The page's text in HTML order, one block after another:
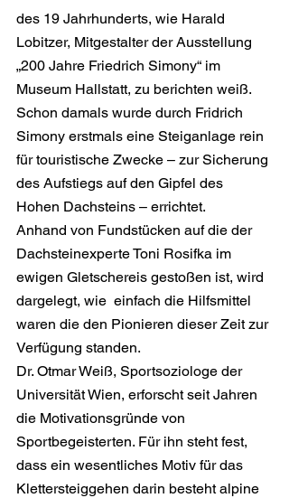
des 19 Jahrhunderts, wie Harald
Lobitzer, Mitgestalter der Ausstellung
„200 Jahre Friedrich Simony“ im
Museum Hallstatt, zu berichten weiß.
Schon damals wurde durch Fridrich
Simony erstmals eine Steiganlage rein
für touristische Zwecke – zur Sicherung
des Aufstiegs auf den Gipfel des
Hohen Dachsteins – errichtet.
Anhand von Fundstücken auf die der
Dachsteinexperte Toni Rosifka im
ewigen Gletschereis gestoßen ist, wird
dargelegt, wie  einfach die Hilfsmittel
waren die den Pionieren dieser Zeit zur
Verfügung standen.
Dr. Otmar Weiß, Sportsoziologe der
Universität Wien, erforscht seit Jahren
die Motivationsgründe von
Sportbegeisterten. Für ihn steht fest,
dass ein wesentliches Motiv für das
Klettersteiggehen darin besteht alpine